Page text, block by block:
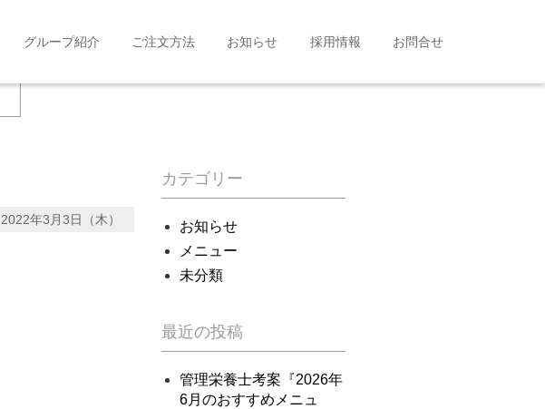
グループ紹介 ご注文方法 お知らせ 採用情報 お問合せ
2022年3月3日（木）
カテゴリー
お知らせ
メニュー
未分類
最近の投稿
管理栄養士考案『2026年
6月のおすすめメニュ